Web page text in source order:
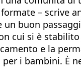
– scrive
buon
cui si è
e la
i bambini. È